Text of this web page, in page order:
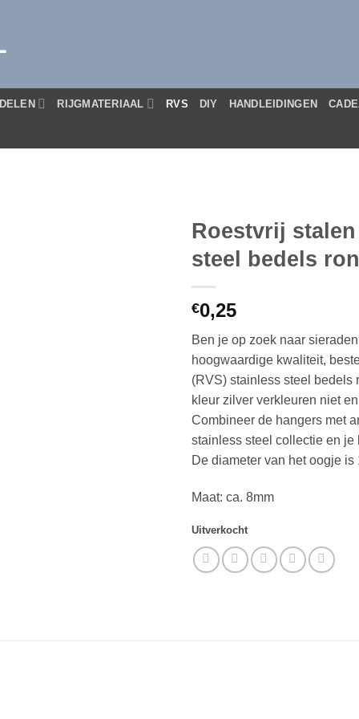
RIJGMATERIAAL RVS DIY HANDLEIDINGEN
Roestvrij
steel bedels
€0,25
Ben je op zoek naar
hoogwaardige kwaliteit,
(RVS) stainless steel bedels
kleur zilver verkleuren niet
Combineer de hangers met
stainless steel collectie en je
De diameter van het oogje is
Maat: ca. 8mm
Uitverkocht